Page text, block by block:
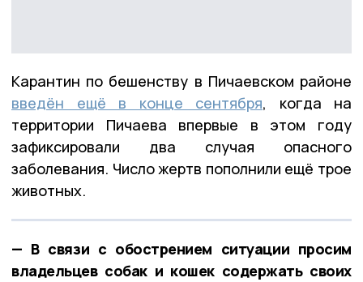
Карантин по бешенству в Пичаевском районе
введён ещё в конце сентября, когда на
территории Пичаева впервые в этом году
зафиксировали два случая опасного
заболевания. Число жертв пополнили ещё трое
животных.
— В связи с обострением ситуации просим
владельцев собак и кошек содержать своих